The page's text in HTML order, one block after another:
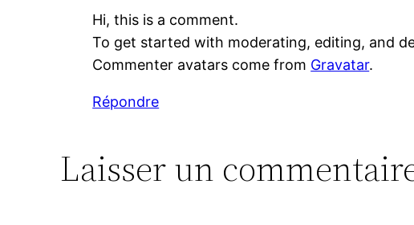
Hi, this is a comment.
To get started with moderating, editing, and
Commenter avatars come from Gravatar.
Répondre
Laisser un